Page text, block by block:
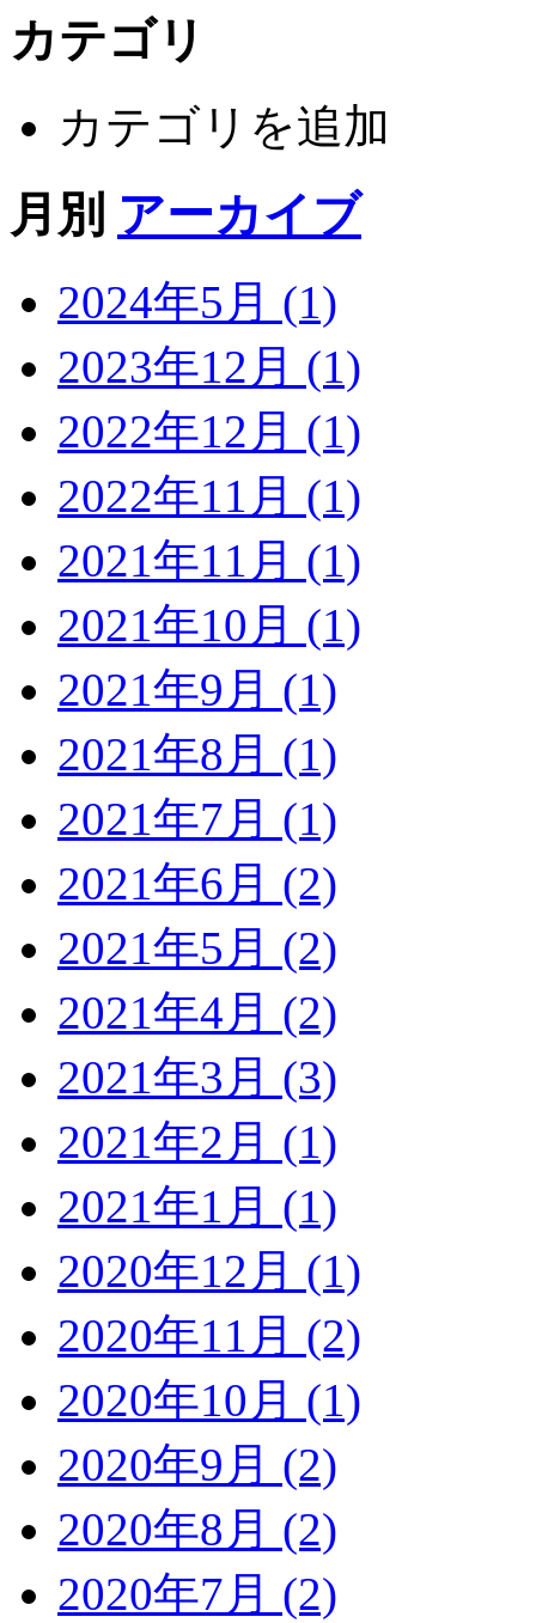
カテゴリ
カテゴリを追加
月別 アーカイブ
2024年5月 (1)
2023年12月 (1)
2022年12月 (1)
2022年11月 (1)
2021年11月 (1)
2021年10月 (1)
2021年9月 (1)
2021年8月 (1)
2021年7月 (1)
2021年6月 (2)
2021年5月 (2)
2021年4月 (2)
2021年3月 (3)
2021年2月 (1)
2021年1月 (1)
2020年12月 (1)
2020年11月 (2)
2020年10月 (1)
2020年9月 (2)
2020年8月 (2)
2020年7月 (2)